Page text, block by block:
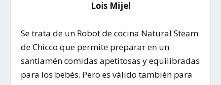
Lois Mijel
Se trata de un Robot de cocina Natural Steam
de Chicco que permite preparar en un
santiamén comidas apetitosas y equilibradas
para los bebés. Pero es válido también para